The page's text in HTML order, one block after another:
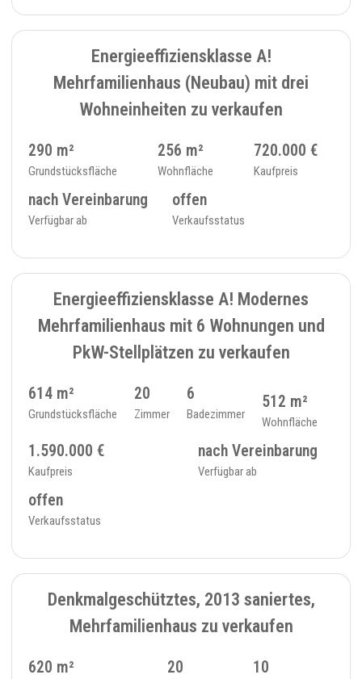
7 MEHRFAMILIENHAUS - 404
Energieeffiziensklasse A!
Mehrfamilienhaus (Neubau) mit drei
Wohneinheiten zu verkaufen
290 m²
Grundstücksfläche
256 m²
Wohnfläche
720.000 €
Kaufpreis
nach Vereinbarung
Verfügbar ab
offen
Verkaufsstatus
4 MEHRFAMILIENHAUS - 227
Energieeffiziensklasse A! Modernes
Mehrfamilienhaus mit 6 Wohnungen und
PkW-Stellplätzen zu verkaufen
614 m²
Grundstücksfläche
20
Zimmer
6
Badezimmer
512 m²
Wohnfläche
1.590.000 €
Kaufpreis
nach Vereinbarung
Verfügbar ab
offen
Verkaufsstatus
RESERVIERT
8 MEHRFAMILIENHAUS - 400
Denkmalgeschütztes, 2013 saniertes,
Mehrfamilienhaus zu verkaufen
620 m² 20 10